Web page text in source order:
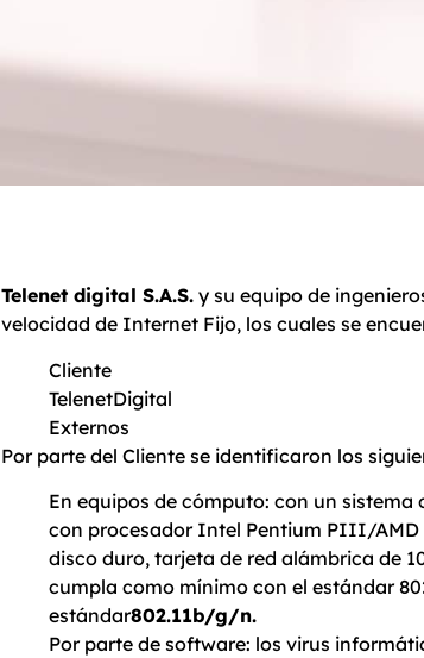
Telenet digital S.A.S. y su equipo de
velocidad de Internet Fijo, los cuales se
Cliente
TelenetDigital
Externos
Por parte del Cliente se identificaron los
En equipos de cómputo: con un
con procesador Intel Pentium PIII/AMD
disco duro, tarjeta de red alámbrica de
cumpla como mínimo con el estándar
estándar802.11b/g/n.
Por parte de software: los virus